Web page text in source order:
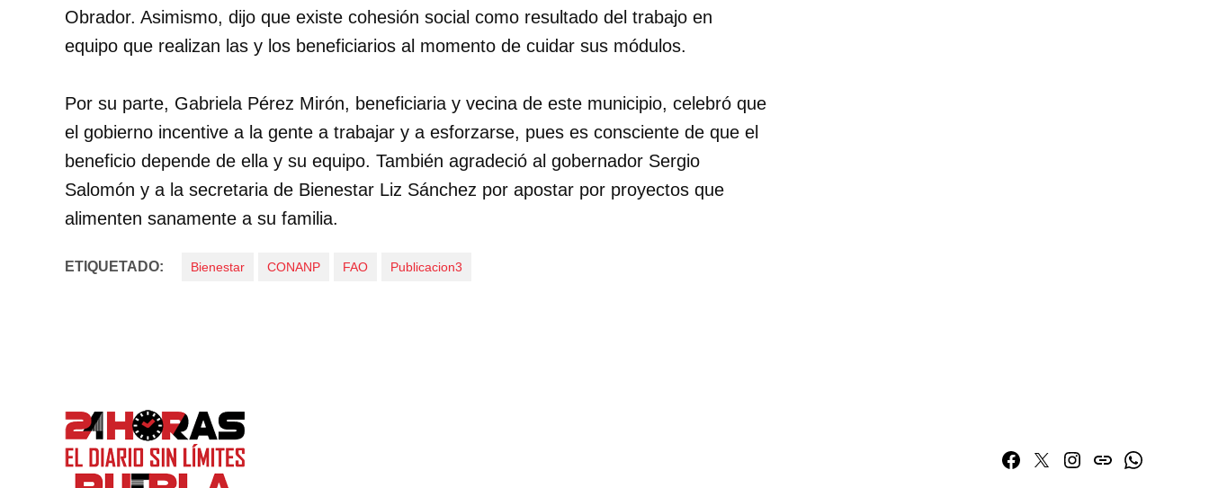
Obrador. Asimismo, dijo que existe cohesión social como resultado del trabajo en
equipo que realizan las y los beneficiarios al momento de cuidar sus módulos.
Por su parte, Gabriela Pérez Mirón, beneficiaria y vecina de este municipio, celebró que
el gobierno incentive a la gente a trabajar y a esforzarse, pues es consciente de que el
beneficio depende de ella y su equipo. También agradeció al gobernador Sergio
Salomón y a la secretaria de Bienestar Liz Sánchez por apostar por proyectos que
alimenten sanamente a su familia.
ETIQUETADO: Bienestar CONANP FAO Publicacion3
Facebook
TwitterInstagram
issuuWhatsapp